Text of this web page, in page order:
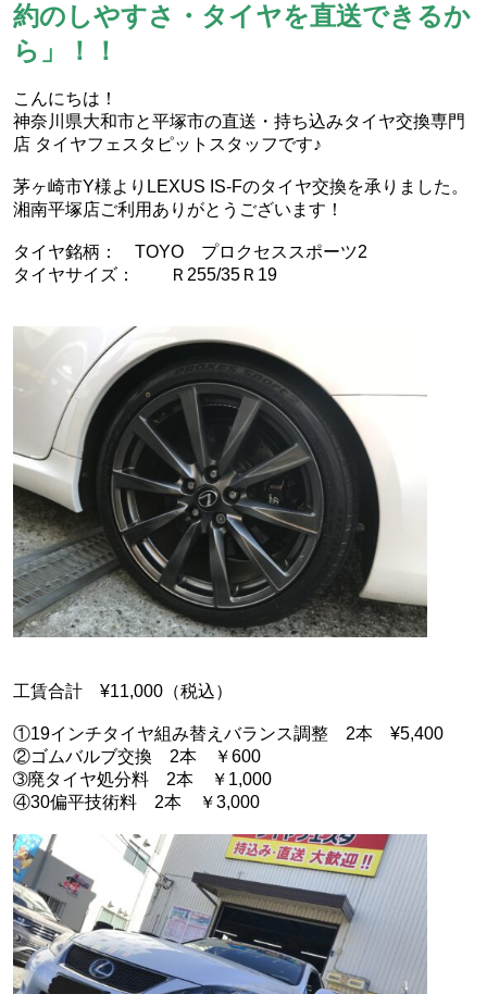
約のしやすさ・タイヤを直送できるか
ら」！！
こんにちは！
神奈川県大和市と平塚市の直送・‪‎持ち込みタイヤ交換専門
店‬ タイヤフェスタピットスタッフです♪
茅ヶ崎市Y様よりLEXUS IS-Fのタイヤ交換を承りました。
湘南平塚店ご利用ありがとうございます！
タイヤ銘柄： TOYO プロクセススポーツ2
タイヤサイズ： Ｒ255/35Ｒ19
工賃合計 ¥11,000（税込）
①19インチタイヤ組み替えバランス調整 2本 ¥5,400
②ゴムバルブ交換 2本 ￥600
➂廃タイヤ処分料 2本 ￥1,000
④30偏平技術料 2本 ￥3,000